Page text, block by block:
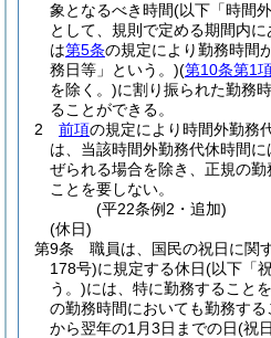
象となるべき時間(以下「時間
として、規則で定める期間内に
は第5条の規定により勤務時間
務日等」という。)(第10条第1
を除く。)に割り振られた勤務
ることができる。
2
前項の規定により時間外勤務
は、当該時間外勤務代休時間
ぜられる場合を除き、正規の
ことを要しない。
(平22条例2・追加)
(休日)
第9条
職員は、国民の祝日に関
178号)に規定する休日(以下「
う。)には、特に勤務すること
の勤務時間においても勤務する
から翌年の1月3日までの日(祝